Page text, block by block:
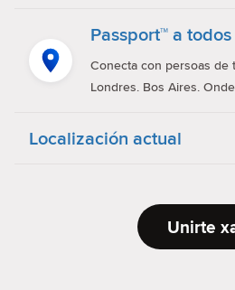
Passport™ a
Conecta con persoas de
Londres. Bos Aires.
Localización actual
Unirte